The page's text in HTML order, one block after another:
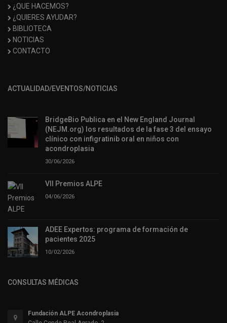
¿QUE HACEMOS?
¿QUIERES AYUDAR?
BIBLIOTECA
NOTICIAS
CONTACTO
ACTUALIDAD/EVENTOS/NOTICIAS
BridgeBio Publica en el New England Journal
(NEJM.org) los resultados de la fase 3 del ensayo
clínico con infigratinib oral en niños con
acondroplasia
30/06/2026
VII Premios ALPE
04/06/2026
ADEE Expertos: programa de formación de
pacientes 2025
10/02/2026
CONSULTAS MÉDICAS
Fundación ALPE Acondroplasia